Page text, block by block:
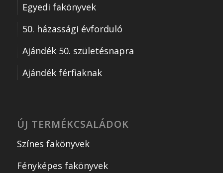
Egyedi fakönyvek
50. házassági évforduló
Ajándék 50. születésnapra
Ajándék férfiaknak
ÚJ TERMÉKCSALÁDOK
Színes fakönyvek
Fényképes fakönyvek